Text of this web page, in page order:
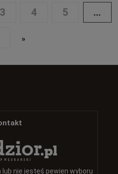
3 4 5 ...
»
nie jesteś pewien wyboru